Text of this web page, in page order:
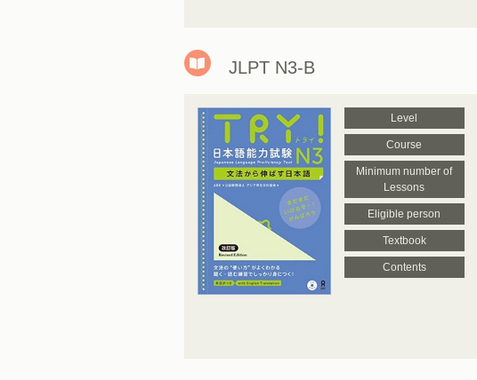
JLPT N3-B
Level
Course
Minimum number of
Lessons
Eligible person
Textbook
Contents